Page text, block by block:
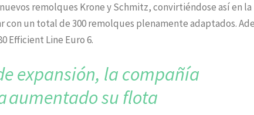
remolques Krone y Schmitz, convirtiéndose así en la
un total de 300 remolques plenamente adaptados.
Efficient Line Euro 6.
expansión, la compañía
aumentado su flota